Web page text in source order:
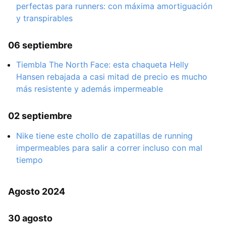
perfectas para runners: con máxima amortiguación
y transpirables
06 septiembre
Tiembla The North Face: esta chaqueta Helly
Hansen rebajada a casi mitad de precio es mucho
más resistente y además impermeable
02 septiembre
Nike tiene este chollo de zapatillas de running
impermeables para salir a correr incluso con mal
tiempo
Agosto 2024
30 agosto